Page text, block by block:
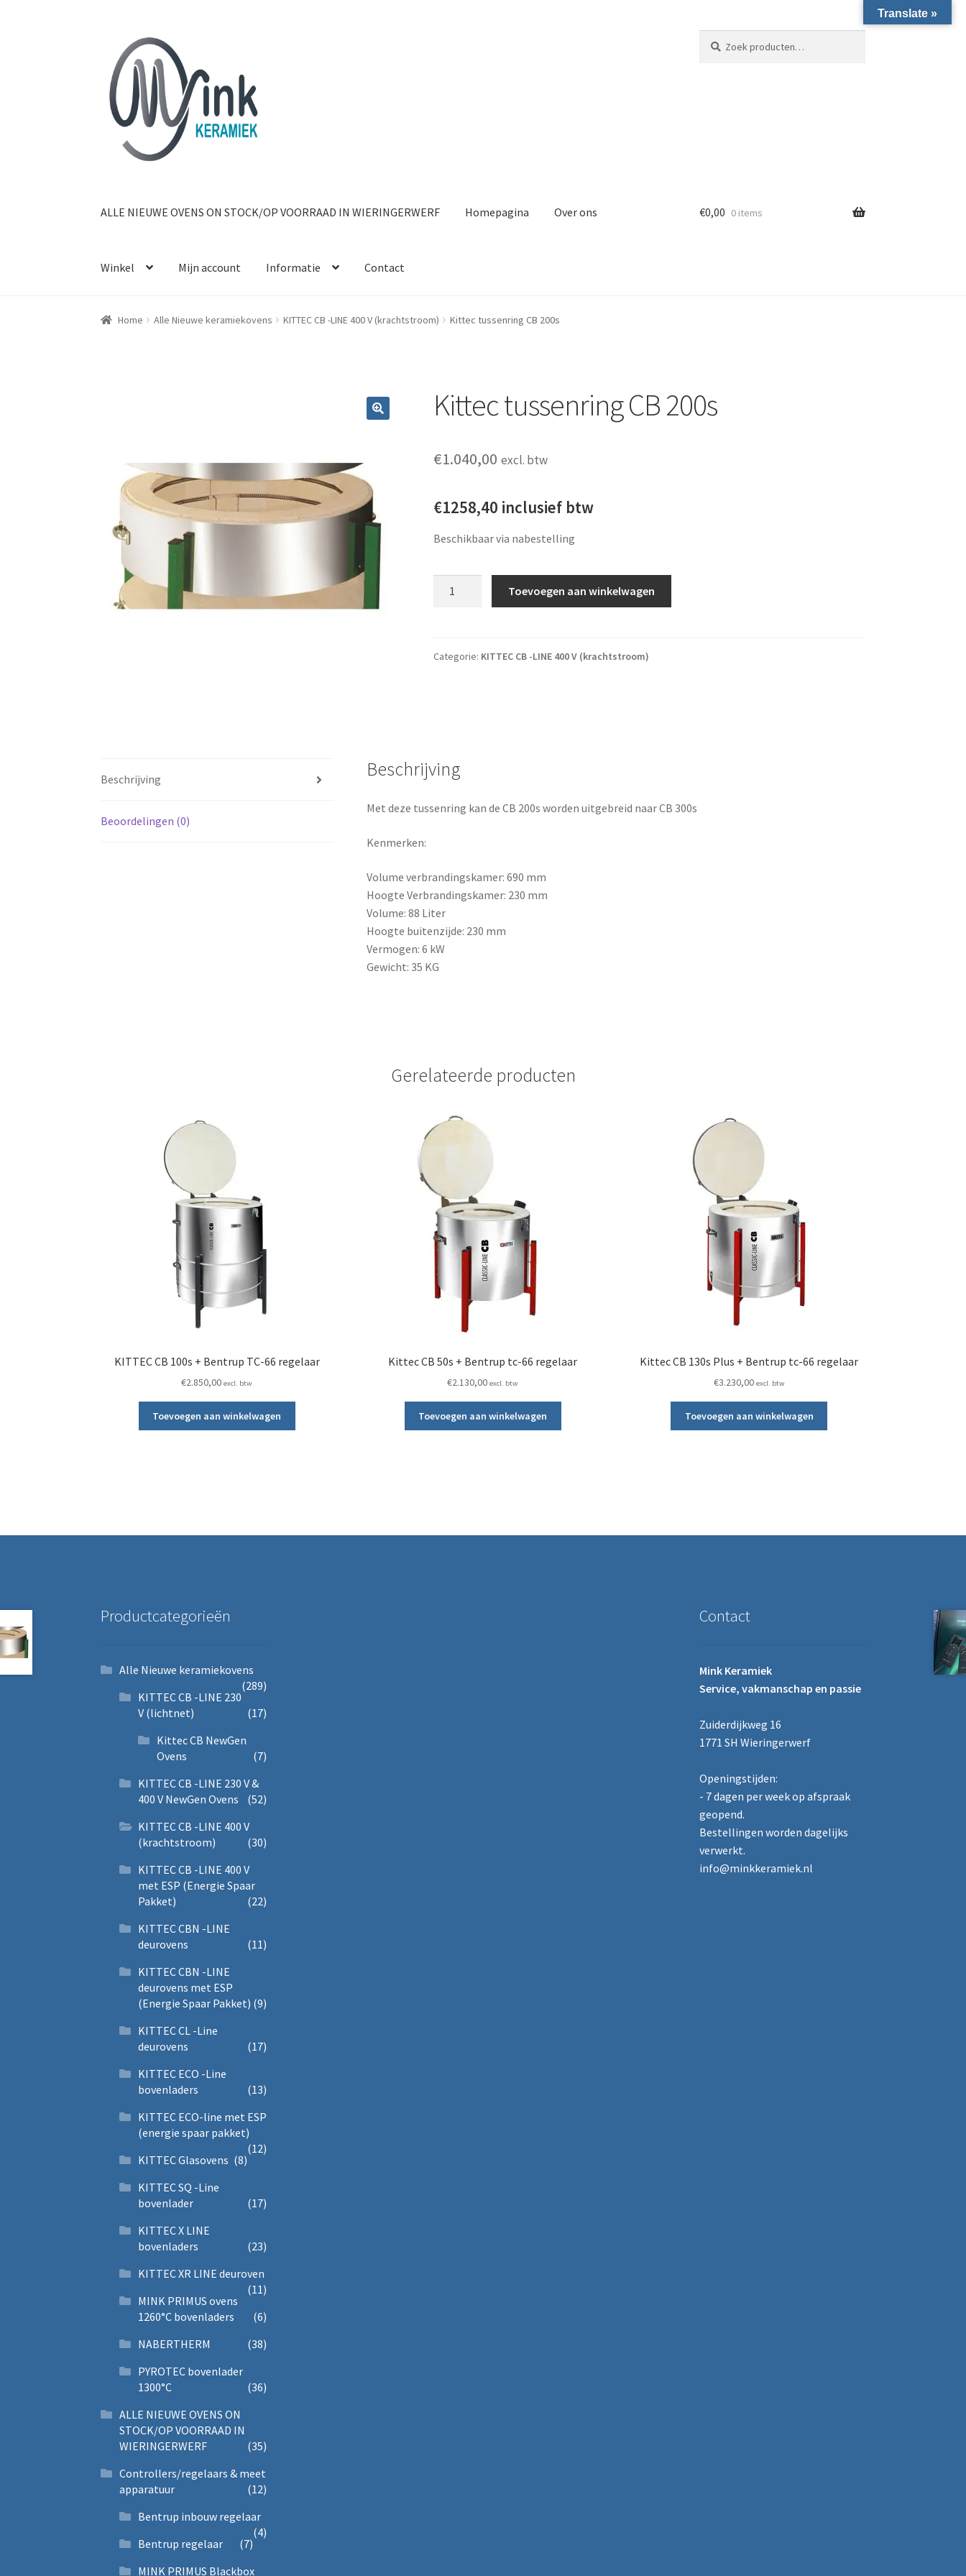
Ga door naar navigatie
Ga naar de inhoud
ALLE NIEUWE OVENS ON STOCK/OP VOORRAAD IN WIERINGERWERF Homepagina Over ons
Winkel Mijn account Informatie Contact
€0,00 0 items
Home Alle Nieuwe keramiekovens KITTEC CB -LINE 400 V (krachtstroom) Kittec tussenring CB 200s
Kittec tussenring CB 200s
€1.040,00 excl. btw
€1258,40 inclusief btw
Beschikbaar via nabestelling
Toevoegen aan winkelwagen
Categorie: KITTEC CB -LINE 400 V (krachtstroom)
Beschrijving
Beoordelingen (0)
Beschrijving
Met deze tussenring kan de CB 200s worden uitgebreid naar CB 300s
Kenmerken:
Volume verbrandingskamer: 690 mm
Hoogte Verbrandingskamer: 230 mm
Volume: 88 Liter
Hoogte buitenzijde: 230 mm
Vermogen: 6 kW
Gewicht: 35 KG
Gerelateerde producten
KITTEC CB 100s + Bentrup TC-66 regelaar
€2.850,00 excl. btw
Toevoegen aan winkelwagen
Kittec CB 50s + Bentrup tc-66 regelaar
€2.130,00 excl. btw
Toevoegen aan winkelwagen
Kittec CB 130s Plus + Bentrup tc-66 regelaar
€3.230,00 excl. btw
Toevoegen aan winkelwagen
Productcategorieën
Alle Nieuwe keramiekovens
(289)
KITTEC CB -LINE 230
V (lichtnet)
(17)
Kittec CB NewGen
Ovens
(7)
KITTEC CB -LINE 230 V &
400 V NewGen Ovens
(52)
KITTEC CB -LINE 400 V
(krachtstroom)
(30)
KITTEC CB -LINE 400 V
met ESP (Energie Spaar
Pakket)
(22)
KITTEC CBN -LINE
deurovens
(11)
KITTEC CBN -LINE
deurovens met ESP
(Energie Spaar Pakket) (9)
KITTEC CL -Line
deurovens
(17)
KITTEC ECO -Line
bovenladers
(13)
KITTEC ECO-line met ESP
(energie spaar pakket)
(12)
KITTEC Glasovens (8)
KITTEC SQ -Line
bovenlader
(17)
KITTEC X LINE
bovenladers
(23)
KITTEC XR LINE deuroven
(11)
MINK PRIMUS ovens
1260°C bovenladers
(6)
NABERTHERM
(38)
PYROTEC bovenlader
1300°C
(36)
ALLE NIEUWE OVENS ON
STOCK/OP VOORRAAD IN
WIERINGERWERF
(35)
Controllers/regelaars & meet
apparatuur
(12)
Bentrup inbouw regelaar
(4)
Bentrup regelaar
(7)
MINK PRIMUS Blackbox
Contact
Mink Keramiek
Service, vakmanschap en passie
Zuiderdijkweg 16
1771 SH Wieringerwerf
Openingstijden:
- 7 dagen per week op afspraak
geopend.
Bestellingen worden dagelijks
verwerkt.
info@minkkeramiek.nl
Translate »